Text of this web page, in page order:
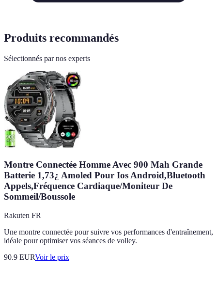
Produits recommandés
Sélectionnés par nos experts
Montre Connectée Homme Avec 900 Mah Grande
Batterie 1,73¿ Amoled Pour Ios Android,Bluetooth
Appels,Fréquence Cardiaque/Moniteur De
Sommeil/Boussole
Rakuten FR
Une montre connectée pour suivre vos performances d'entraînement,
idéale pour optimiser vos séances de volley.
90.9 EURVoir le prix